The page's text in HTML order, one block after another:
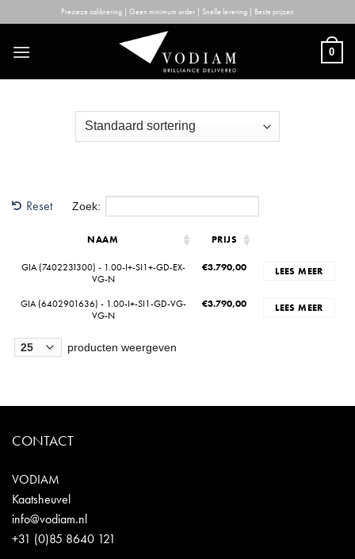
to
content
Precieze calibrering | Geen minimum order | Snelle levering | Beste prijzen
0
Reset Zoek:
NAAM PRIJS
GIA (7402231300) - 1.00-I+-SI1+-GD-EX-
VG-N
€3.790,00 LEES MEER
GIA (6402901636) - 1.00-I+-SI1-GD-VG-
VG-N
€3.790,00 LEES MEER
producten weergeven
CONTACT
VODIAM
Kaatsheuvel
info@vodiam.nl
+31 (0)85 8640 121